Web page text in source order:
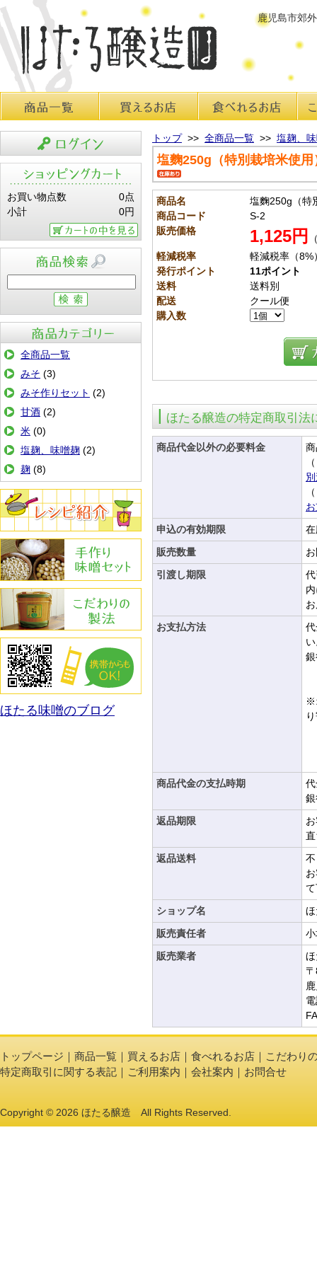
鹿児島市郊
ログイン
お買い物点数
0点
小計
0円
カートの中を見る
商品カテゴリ
全商品一覧
みそ (3)
みそ作りセット (2)
甘酒 (2)
米 (0)
塩麹、味噌麹 (2)
麹 (8)
レシピ紹介
手作りみその作り方
こだわりの製法
ほたる味噌のブログ
トップ>> 全商品一覧 >> 塩麹、
塩麴250g（特別栽培米使用
商品名
塩麴250g（特
商品コード
S-2
販売価格
1,125円
軽減税率
軽減税率（8%
発行ポイント
11ポイント
送料
送料別
配送
クール便
購入数
ほたる醸造の特定商取引法
商品代金以外の必要料金
申込の有効期限
販売数量
引渡し期限
お支払方法
※
商品代金の支払時期
返品期限
返品送料
ショップ名
販売責任者
販売業者
トップページ 商品一覧 買えるお店 食べれるお店
こだわり
特定商取引に関する表記
ご利用案内 会社案内 お問合せ
Copyright © 2026 ほたる醸造 All Rights Reserved.